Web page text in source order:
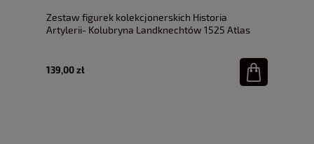
Zestaw figurek kolekcjonerskich Historia
Artylerii- Kolubryna Landknechtów 1525 Atlas
139,00 zł